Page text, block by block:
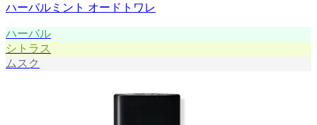
ハーバルミント オードトワレ
ハーバル
シトラス
ムスク